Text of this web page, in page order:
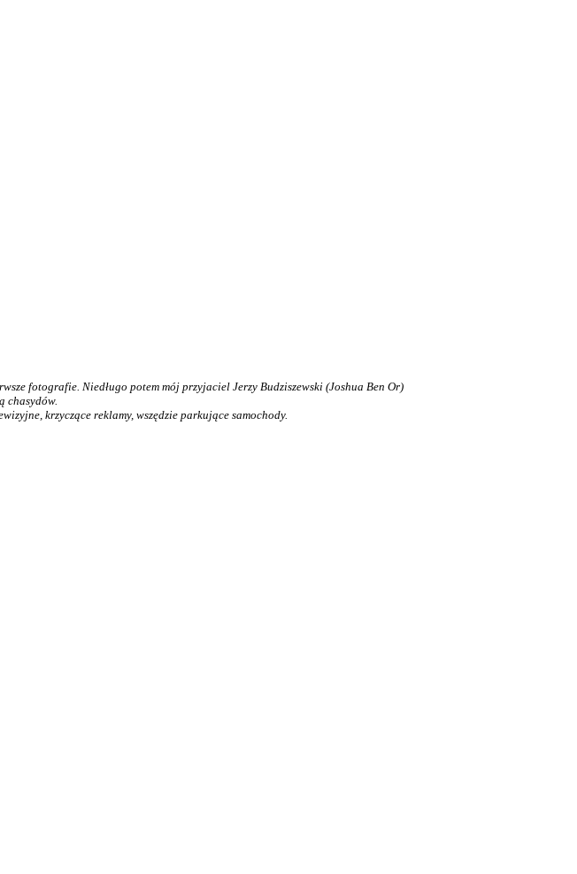
fotografie. Niedługo potem mój przyjaciel Jerzy Budziszewski (Joshua Ben Or)
chasydów.
krzyczące reklamy, wszędzie parkujące samochody.